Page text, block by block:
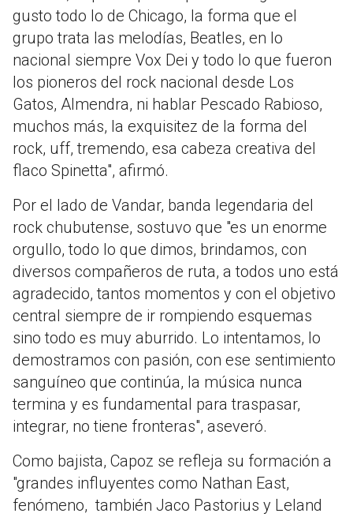
gusto todo lo de Chicago, la forma que el
grupo trata las melodías, Beatles, en lo
nacional siempre Vox Dei y todo lo que fueron
los pioneros del rock nacional desde Los
Gatos, Almendra, ni hablar Pescado Rabioso,
muchos más, la exquisitez de la forma del
rock, uff, tremendo, esa cabeza creativa del
flaco Spinetta", afirmó.
Por el lado de Vandar, banda legendaria del
rock chubutense, sostuvo que "es un enorme
orgullo, todo lo que dimos, brindamos, con
diversos compañeros de ruta, a todos uno está
agradecido, tantos momentos y con el objetivo
central siempre de ir rompiendo esquemas
sino todo es muy aburrido. Lo intentamos, lo
demostramos con pasión, con ese sentimiento
sanguíneo que continúa, la música nunca
termina y es fundamental para traspasar,
integrar, no tiene fronteras", aseveró.
Como bajista, Capoz se refleja su formación a
"grandes influyentes como Nathan East,
fenómeno, también Jaco Pastorius y Leland